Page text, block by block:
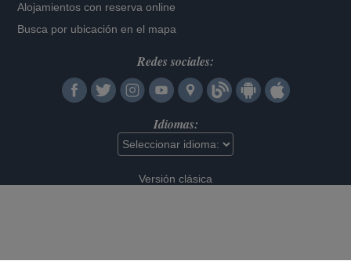
Alojamientos con reserva online
Busca por ubicación en el mapa
Redes sociales:
Idiomas:
Versión clásica